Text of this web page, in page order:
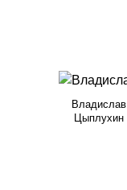
Владислав
Цыплухин